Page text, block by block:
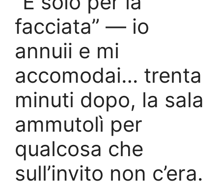
facciata” — io
annuii e mi
accomodai… trenta
minuti dopo, la sala
ammutolì per
qualcosa che
sull’invito non c’era.